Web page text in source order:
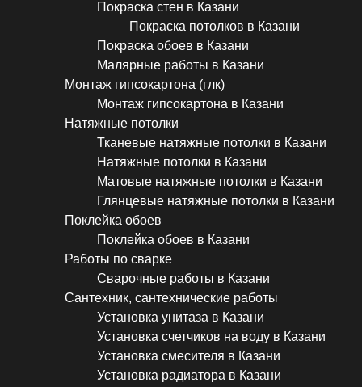
Покраска стен в Казани
Покраска потолков в Казани
Покраска обоев в Казани
Малярные работы в Казани
Монтаж гипсокартона (глк)
Монтаж гипсокартона в Казани
Натяжные потолки
Тканевые натяжные потолки в Казани
Натяжные потолки в Казани
Матовые натяжные потолки в Казани
Глянцевые натяжные потолки в Казани
Поклейка обоев
Поклейка обоев в Казани
Работы по сварке
Сварочные работы в Казани
Сантехник, сантехнические работы
Установка унитаза в Казани
Установка счетчиков на воду в Казани
Установка смесителя в Казани
Установка радиатора в Казани